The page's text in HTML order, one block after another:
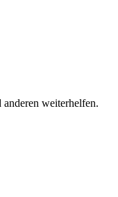
weiterhelfen.